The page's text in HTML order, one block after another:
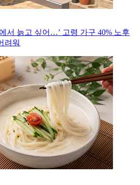
서 늙고 싶어…’ 고령 가구 40% 노후
려워